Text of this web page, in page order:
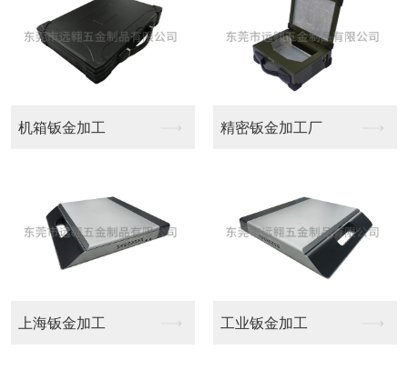
精密钣金加工厂
工业钣金加工
铝型材CNC加工
广州CNC加工中